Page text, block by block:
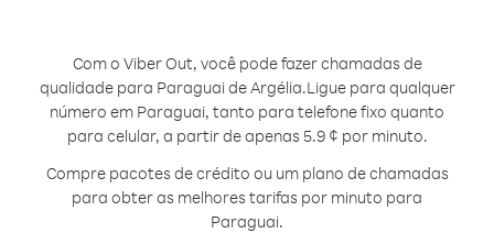
Com o Viber Out, você pode fazer chamadas de
qualidade para Paraguai de Argélia.Ligue para qualquer
número em Paraguai, tanto para telefone fixo quanto
para celular, a partir de apenas 5.9 ¢ por minuto.
Compre pacotes de crédito ou um plano de chamadas
para obter as melhores tarifas por minuto para
Paraguai.